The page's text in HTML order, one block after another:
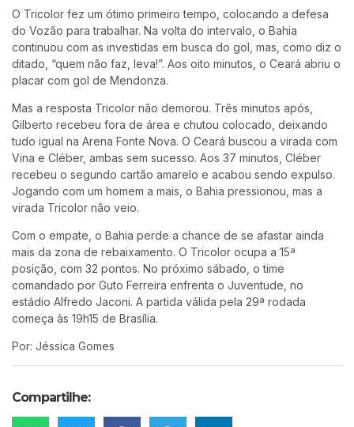
O Tricolor fez um ótimo primeiro tempo, colocando a defesa
do Vozão para trabalhar. Na volta do intervalo, o Bahia
continuou com as investidas em busca do gol, mas, como diz o
ditado, “quem não faz, leva!”. Aos oito minutos, o Ceará abriu o
placar com gol de Mendonza.
Mas a resposta Tricolor não demorou. Três minutos após,
Gilberto recebeu fora de área e chutou colocado, deixando
tudo igual na Arena Fonte Nova. O Ceará buscou a virada com
Vina e Cléber, ambas sem sucesso. Aos 37 minutos, Cléber
recebeu o segundo cartão amarelo e acabou sendo expulso.
Jogando com um homem a mais, o Bahia pressionou, mas a
virada Tricolor não veio.
Com o empate, o Bahia perde a chance de se afastar ainda
mais da zona de rebaixamento. O Tricolor ocupa a 15ª
posição, com 32 pontos. No próximo sábado, o time
comandado por Guto Ferreira enfrenta o Juventude, no
estádio Alfredo Jaconi. A partida válida pela 29ª rodada
começa às 19h15 de Brasília.
Por: Jéssica Gomes
Compartilhe: